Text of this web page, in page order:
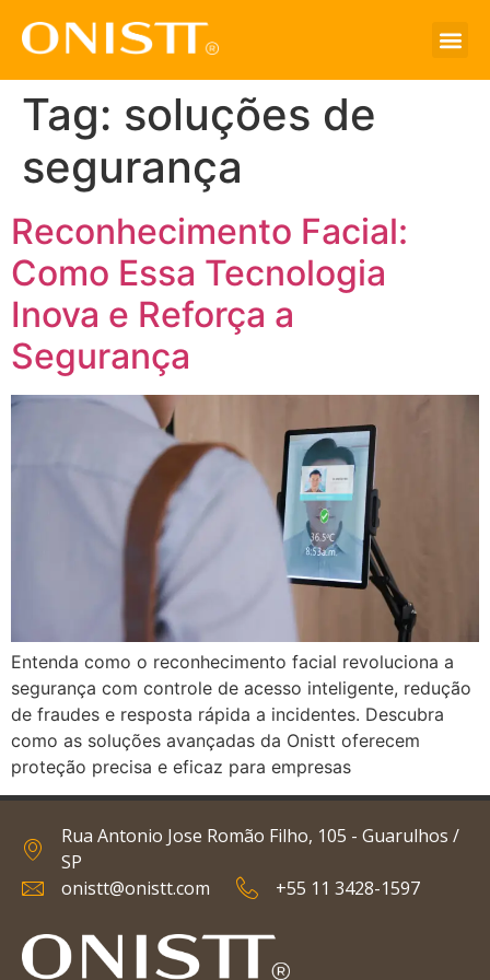
Tag: soluções de
segurança
Reconhecimento Facial:
Como Essa Tecnologia
Inova e Reforça a
Segurança
Entenda como o reconhecimento facial revoluciona a
segurança com controle de acesso inteligente, redução
de fraudes e resposta rápida a incidentes. Descubra
como as soluções avançadas da Onistt oferecem
proteção precisa e eficaz para empresas
Rua Antonio Jose Romão Filho, 105 - Guarulhos /
SP
onistt@onistt.com
+55 11 3428-1597